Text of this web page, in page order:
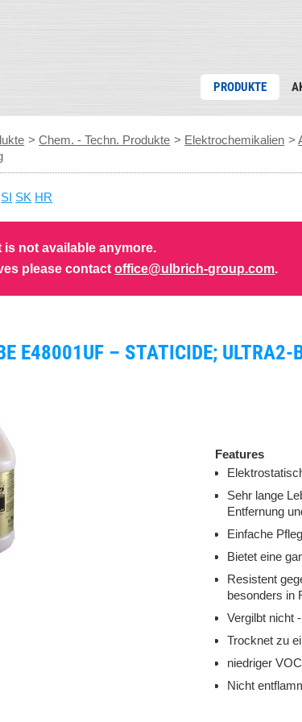
PRODUKTE
>Chem. - Techn. Produkte > Elektrochemikalien >
SI SK HR
not available anymore.
please contactoffice@ulbrich-group.com.
E48001UF – STATICIDE; ULTRA2-
Features
Sehr lange
Entfernung
Einfache
Bietet eine
Resistent
besonders in
Vergilbt nicht
Trocknet zu
niedriger
Nicht